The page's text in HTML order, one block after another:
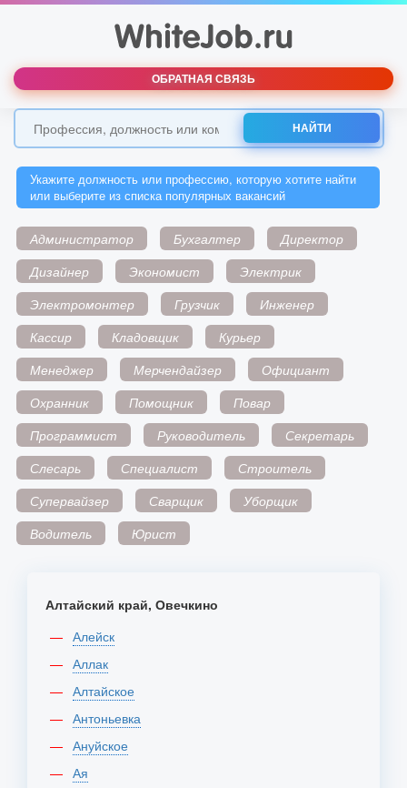
ОБРАТНАЯ СВЯЗЬ
НАЙТИ
Укажите должность или профессию, которую хотите найти
или выберите из списка популярных вакансий
Администратор Бухгалтер
Директор
Дизайнер
Экономист
Электрик
Электромонтер
Грузчик
Инженер
Кассир
Кладовщик
Курьер
Менеджер
Мерчендайзер
Официант
Охранник
Помощник
Повар
Программист
Руководитель
Секретарь
Слесарь
Специалист
Строитель
Супервайзер
Сварщик
Уборщик
Водитель
Юрист
Алтайский край, Овечкино
Алейск
Аллак
Алтайское
Антоньевка
Ануйское
Ая